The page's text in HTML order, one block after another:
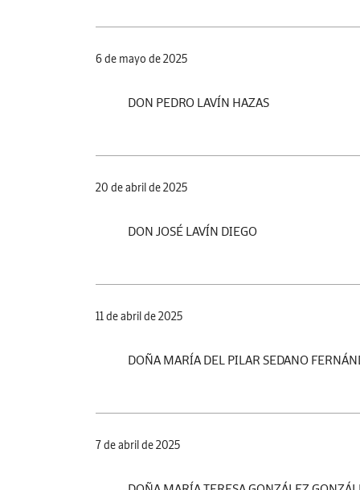
6 de mayo de 2025
DON PEDRO LAVÍN HAZAS
20 de abril de 2025
DON JOSÉ LAVÍN DIEGO
11 de abril de 2025
DOÑA MARÍA DEL PILAR SEDANO
7 de abril de 2025